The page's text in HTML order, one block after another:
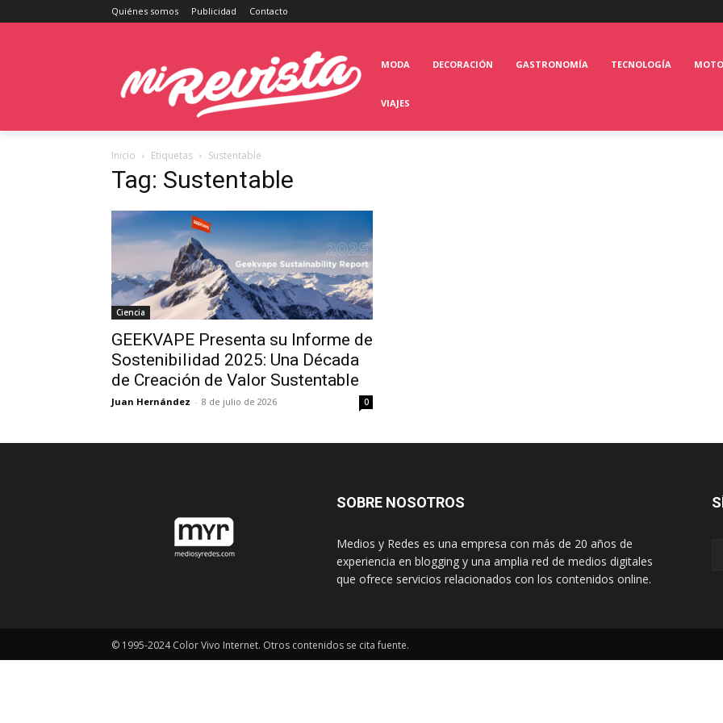
Quiénes somos Publicidad Contacto
MODA DECORACIÓN GASTRONOMÍA TECNOLOGÍA
VIAJES
Inicio Etiquetas Sustentable
Tag: Sustentable
Ciencia
GEEKVAPE Presenta su Informe de
Sostenibilidad 2025: Una Década
de Creación de Valor Sustentable
Juan Hernández - 8 de julio de 2026 0
SOBRE NOSOTROS
Medios y Redes es una empresa con más de 20 años de
experiencia en blogging y una amplia red de medios digitales
que ofrece servicios relacionados con los contenidos online.
© 1995-2024 Color Vivo Internet. Otros contenidos se cita fuente.